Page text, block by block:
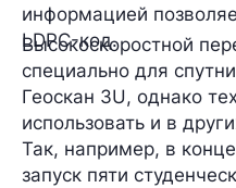
информацией
LDPC-код.
Высокоскоростной
специально для
Геоскан 3U, однако
использовать и в
Так, например, в
запуск пяти